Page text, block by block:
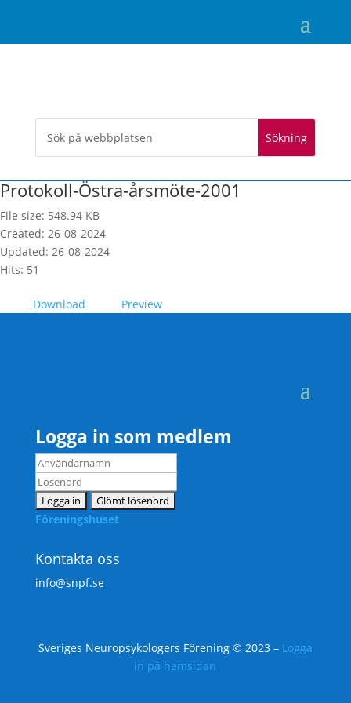
Protokoll-Östra-årsmöte-2001
File size: 548.94 KB
Created: 26-08-2024
Updated: 26-08-2024
Hits: 51
Download Preview
Logga in som medlem
Föreningshuset
Kontakta oss
info@snpf.se
Sveriges Neuropsykologers Förening © 2023 – Logga
in på hemsidan